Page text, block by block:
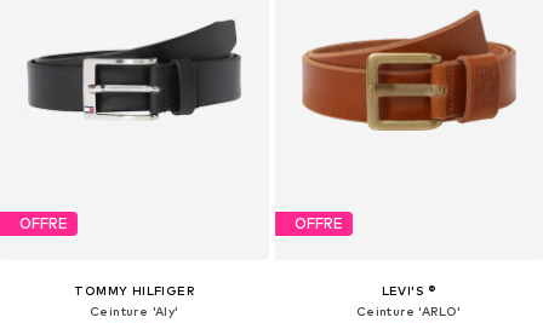
OFFRE
TOMMY HILFIGER
Ceinture 'Aly'
OFFRE
LEVI'S ®
Ceinture 'ARLO'